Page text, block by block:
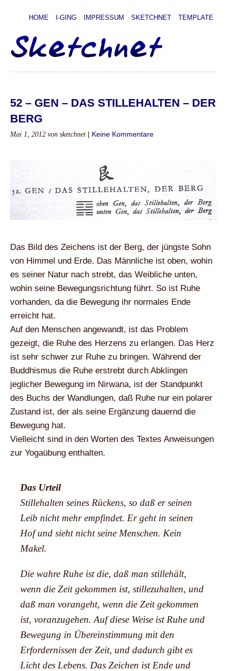
HOME I-GING IMPRESSUM SKETCHNET TEMPLATE
52 – GEN – DAS STILLEHALTEN – DER
BERG
Mai 1, 2012 von sketchnet Keine Kommentare
Das Bild des Zeichens ist der Berg, der jüngste Sohn
von Himmel und Erde. Das Männliche ist oben, wohin
es seiner Natur nach strebt, das Weibliche unten,
wohin seine Bewegungsrichtung führt. So ist Ruhe
vorhanden, da die Bewegung ihr normales Ende
erreicht hat.
Auf den Menschen angewandt, ist das Problem
gezeigt, die Ruhe des Herzens zu erlangen. Das Herz
ist sehr schwer zur Ruhe zu bringen. Während der
Buddhismus die Ruhe erstrebt durch Abklingen
jeglicher Bewegung im Nirwana, ist der Standpunkt
des Buchs der Wandlungen, daß Ruhe nur ein polarer
Zustand ist, der als seine Ergänzung dauernd die
Bewegung hat.
Vielleicht sind in den Worten des Textes Anweisungen
zur Yogaübung enthalten.
Das Urteil
Stillehalten seines Rückens, so daß er seinen
Leib nicht mehr empfindet. Er geht in seinen
Hof und sieht nicht seine Menschen. Kein
Makel.
Die wahre Ruhe ist die, daß man stillehält,
wenn die Zeit gekommen ist, stillezuhalten, und
daß man vorangeht, wenn die Zeit gekommen
ist, voranzugehen. Auf diese Weise ist Ruhe und
Bewegung in Übereinstimmung mit den
Erfordernissen der Zeit, und dadurch gibt es
Licht des Lebens. Das Zeichen ist Ende und